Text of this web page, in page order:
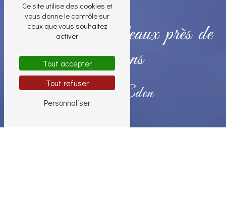
Création de tableaux près de
Louhans
Nouvel Eden
Ce site utilise des cookies et
vous donne le contrôle sur
ceux que vous souhaitez
activer
Tout accepter
Tout refuser
Personnaliser